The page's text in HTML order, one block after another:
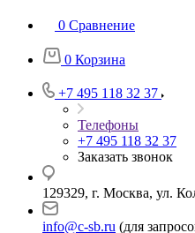
0 Сравнение
0 Корзина
+7 495 118 32 37
Телефоны
+7 495 118 32 37
Заказать звонок
129329, г. Москва, ул.
info@c-sb.ru (для